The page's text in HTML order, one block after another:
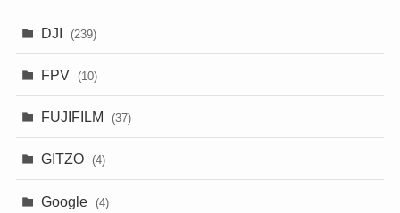
DJI (239)
FPV (10)
FUJIFILM (37)
GITZO (4)
Google (4)